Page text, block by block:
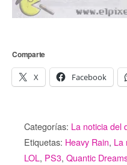
Comparte
X Facebook
Categorías: La noticia del
Etiquetas: Heavy Rain, La
LOL, PS3, Quantic